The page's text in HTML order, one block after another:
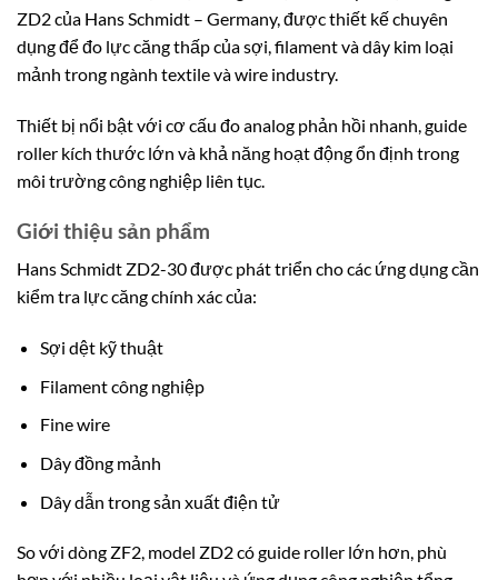
ZD2 của Hans Schmidt – Germany, được thiết kế chuyên
dụng để đo lực căng thấp của sợi, filament và dây kim loại
mảnh trong ngành textile và wire industry.
Thiết bị nổi bật với cơ cấu đo analog phản hồi nhanh, guide
roller kích thước lớn và khả năng hoạt động ổn định trong
môi trường công nghiệp liên tục.
Giới thiệu sản phẩm
Hans Schmidt ZD2-30 được phát triển cho các ứng dụng cần
kiểm tra lực căng chính xác của:
Sợi dệt kỹ thuật
Filament công nghiệp
Fine wire
Dây đồng mảnh
Dây dẫn trong sản xuất điện tử
So với dòng ZF2, model ZD2 có guide roller lớn hơn, phù